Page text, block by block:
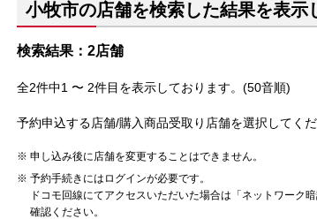
小牧市の店舗を検索した結果を表示
検索結果：2店舗
全2件中1 〜 2件目を表示しております。(50音順)
予約申込する店舗/購入商品受取り店舗を選択してくだ
申し込み後に店舗を変更することはできません。
予約手続きにはログインが必要です。
ドコモ回線にてアクセスいただいた場合は「ネットワーク
確認ください。